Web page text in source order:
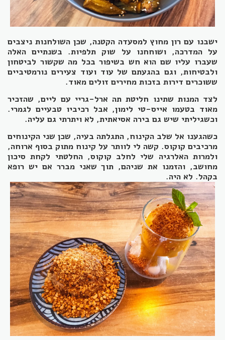
ישבנו עם רון מחוץ למסעדה הקטנה, שכן השולחנות ניצבים
על המדרכה, ושוחחנו על שוק תלפיות. בשנתיים האלה
שעברו עליו שם הוא חש בשיפור בכל מה שקשור לביטחון
ולבטיחות, וגם בהגעתם של עוד ועוד צעירים נורמטיביים
ששוכרים דירות בזכות מחירים זולים מאוד.
לצד המנות שתינו חליטת תה ארל-גריי עם ליים, שהזכיר
מאוד בטעמו אייס-טי לימון, אבל רכיביו טבעיים לגמרי.
וכשגיליתי שיש גם בירה אסיאתית, לא ויתרתי גם עליה.
כשהגענו אל שלב הקינוח, התגלתה בעיה, שכן שני הקינוחים
מרכיבים קוקוס. קשה לי לוותר על קינוח מתוק בסוף ארוחה,
ולמרות האלרגיה שלי לחלב קוקוס, החלטתי לקחת סיכון
מחושב, והזמנו את שניהם, תוך שאני מברר אם יש רופא
בקהל. לא היה.